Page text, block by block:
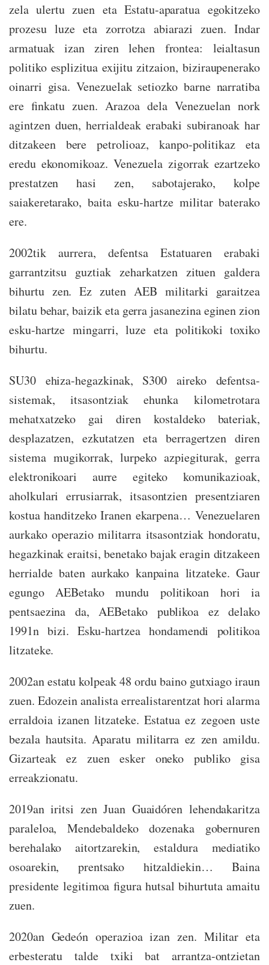
zela ulertu zuen eta Estatu-aparatua egokitzeko
prozesu luze eta zorrotza abiarazi zuen. Indar
armatuak izan ziren lehen frontea: leialtasun
politiko esplizitua exijitu zitzaion, biziraupenerako
oinarri gisa. Venezuelak setiozko barne narratiba
ere finkatu zuen. Arazoa dela Venezuelan nork
agintzen duen, herrialdeak erabaki subiranoak har
ditzakeen bere petrolioaz, kanpo-politikaz eta
eredu ekonomikoaz. Venezuela zigorrak ezartzeko
prestatzen hasi zen, sabotajerako, kolpe
saiakeretarako, baita esku-hartze militar baterako
ere.
2002tik aurrera, defentsa Estatuaren erabaki
garrantzitsu guztiak zeharkatzen zituen galdera
bihurtu zen. Ez zuten AEB militarki garaitzea
bilatu behar, baizik eta gerra jasanezina eginen zion
esku-hartze mingarri, luze eta politikoki toxiko
bihurtu.
SU30 ehiza-hegazkinak, S300 aireko defentsa-
sistemak, itsasontziak ehunka kilometrotara
mehatxatzeko gai diren kostaldeko bateriak,
desplazatzen, ezkutatzen eta berragertzen diren
sistema mugikorrak, lurpeko azpiegiturak, gerra
elektronikoari aurre egiteko komunikazioak,
aholkulari errusiarrak, itsasontzien presentziaren
kostua handitzeko Iranen ekarpena… Venezuelaren
aurkako operazio militarra itsasontziak hondoratu,
hegazkinak eraitsi, benetako bajak eragin ditzakeen
herrialde baten aurkako kanpaina litzateke. Gaur
egungo AEBetako mundu politikoan hori ia
pentsaezina da, AEBetako publikoa ez delako
1991n bizi. Esku-hartzea hondamendi politikoa
litzateke.
2002an estatu kolpeak 48 ordu baino gutxiago iraun
zuen. Edozein analista errealistarentzat hori alarma
erraldoia izanen litzateke. Estatua ez zegoen uste
bezala hautsita. Aparatu militarra ez zen amildu.
Gizarteak ez zuen esker oneko publiko gisa
erreakzionatu.
2019an iritsi zen Juan Guaidóren lehendakaritza
paraleloa, Mendebaldeko dozenaka gobernuren
berehalako aitortzarekin, estaldura mediatiko
osoarekin, prentsako hitzaldiekin… Baina
presidente legitimoa figura hutsal bihurtuta amaitu
zuen.
2020an Gedeón operazioa izan zen. Militar eta
erbesteratu talde txiki bat arrantza-ontzietan